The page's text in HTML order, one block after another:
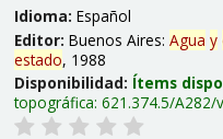
Idioma: Español
Editor: Buenos Aires: Agua y
estado, 1988
Disponibilidad: Ítems
topográfica: 621.374.5/A282/